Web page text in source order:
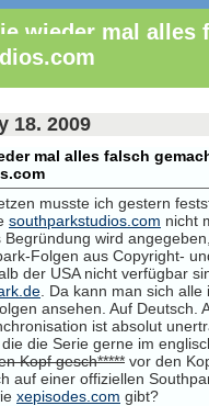
wieder mal alles
18. 2009
mal alles falsch
musste ich gestern
southparkstudios.com nicht
Begründung wird
Folgen aus Copyright-
der USA nicht verfügbar
. Da kann man sich
ansehen. Auf Deutsch.
ist absolut
die Serie gerne im
Kopf gesch***** vor den
auf einer offiziellen
xepisodes.com gibt?